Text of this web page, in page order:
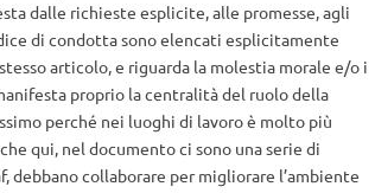
dalle richieste esplicite, alle promesse, agli
di condotta sono elencati esplicitamente
articolo, e riguarda la molestia morale e/o i
proprio la centralità del ruolo della
perché nei luoghi di lavoro è molto più
qui, nel documento ci sono una serie di
debbano collaborare per migliorare l’ambiente